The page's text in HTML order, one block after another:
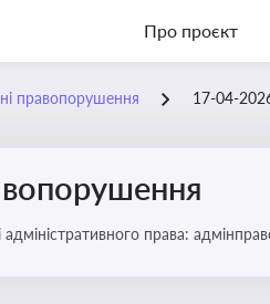
Про проєкт
правопорушення 17-04-
адміністративного права: